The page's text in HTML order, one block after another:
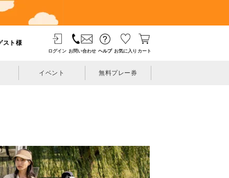
スト様
ログイン お問い合わせ ヘルプ お気に入り カート
イベント 無料プレー券